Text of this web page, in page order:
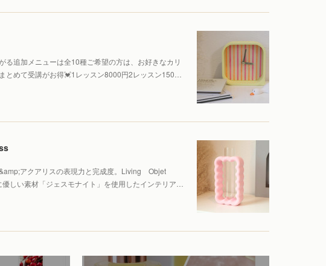
る追加メニューは全10種ご希望の方は、お好きなカリ
とめて受講がお得💓1レッスン8000円2レッスン150…
アクアリスの表現力と完成度。Living Objet
しい素材「ジェスモナイト」を使用したインテリア…